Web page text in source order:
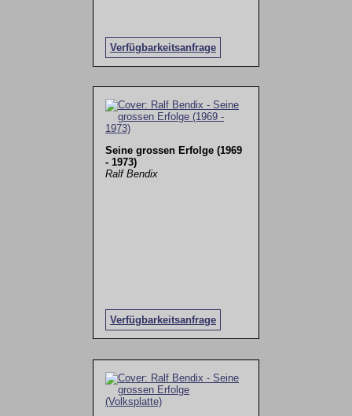
Verfügbarkeitsanfrage
Seine grossen Erfolge (1969
- 1973)
Ralf Bendix
Verfügbarkeitsanfrage